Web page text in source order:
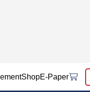
ShopE-Paper